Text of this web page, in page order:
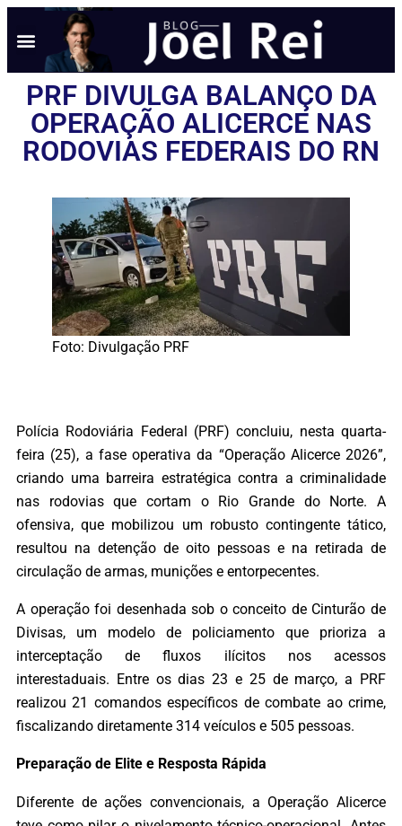
PRF DIVULGA BALANÇO DA
OPERAÇÃO ALICERCE NAS
RODOVIAS FEDERAIS DO RN
Foto: Divulgação PRF
Polícia Rodoviária Federal (PRF) concluiu, nesta quarta-
feira (25), a fase operativa da “Operação Alicerce 2026”,
criando uma barreira estratégica contra a criminalidade
nas rodovias que cortam o Rio Grande do Norte. A
ofensiva, que mobilizou um robusto contingente tático,
resultou na detenção de oito pessoas e na retirada de
circulação de armas, munições e entorpecentes.
A operação foi desenhada sob o conceito de Cinturão de
Divisas, um modelo de policiamento que prioriza a
interceptação de fluxos ilícitos nos acessos
interestaduais. Entre os dias 23 e 25 de março, a PRF
realizou 21 comandos específicos de combate ao crime,
fiscalizando diretamente 314 veículos e 505 pessoas.
Preparação de Elite e Resposta Rápida
Diferente de ações convencionais, a Operação Alicerce